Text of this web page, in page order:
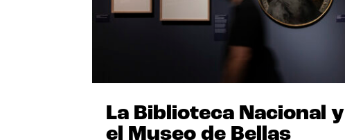
La Biblioteca Nacional y
el Museo de Bellas